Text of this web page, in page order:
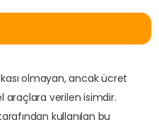
olmayan, ancak ücret
araçlara verilen isimdir.
kullanılan bu